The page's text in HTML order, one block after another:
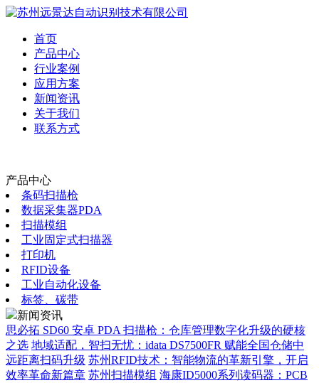
首页
产品中心
行业案例
应用方案
新闻资讯
关于我们
联系方式
产品中心
条码扫描枪
数据采集器PDA
扫描模组
工业固定式扫描器
打印机
RFID设备
工业自动化设备
标签、碳带
新闻资讯
思必拓 SD60 安卓 PDA 扫描枪：仓库管理数字化升级的硬核
之选 地域适配，智扫无忧：idata DS7500FR 赋能全国仓储中
远距离扫码升级 苏州RFID技术：智能物流的革新引擎，开启
效率革命新篇章 苏州扫描模组 海康ID5000系列读码器：PCB